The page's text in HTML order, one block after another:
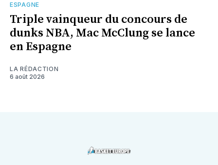
ESPAGNE
Triple vainqueur du concours de
dunks NBA, Mac McClung se lance
en Espagne
LA RÉDACTION
6 août 2026